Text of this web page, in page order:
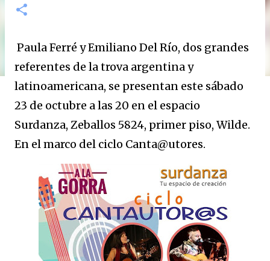
Paula Ferré y Emiliano Del Río, dos grandes
referentes de la trova argentina y
latinoamericana, se presentan este sábado
23 de octubre a las 20 en el espacio
Surdanza, Zeballos 5824, primer piso, Wilde.
En el marco del ciclo Canta@utores.